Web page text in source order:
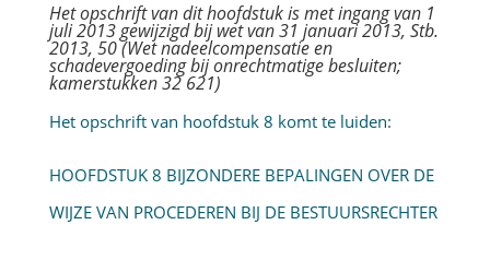
Het opschrift van dit hoofdstuk is met ingang van 1
juli 2013 gewijzigd bij wet van 31 januari 2013, Stb.
2013, 50 (Wet nadeelcompensatie en
schadevergoeding bij onrechtmatige besluiten;
kamerstukken 32 621)
Het opschrift van hoofdstuk 8 komt te luiden:
HOOFDSTUK 8 BIJZONDERE BEPALINGEN OVER DE
WIJZE VAN PROCEDEREN BIJ DE BESTUURSRECHTER